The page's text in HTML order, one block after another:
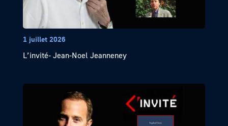
1 juillet 2026
L’invité- Jean-Noel Jeanneney